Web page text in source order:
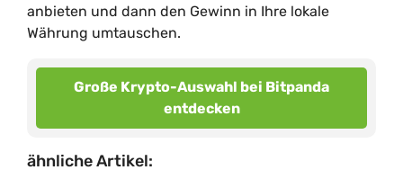
anbieten und dann den Gewinn in Ihre lokale
Währung umtauschen.
Große Krypto-Auswahl bei Bitpanda
entdecken
ähnliche Artikel: